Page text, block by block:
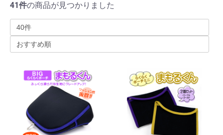
41件の商品が見つかりました